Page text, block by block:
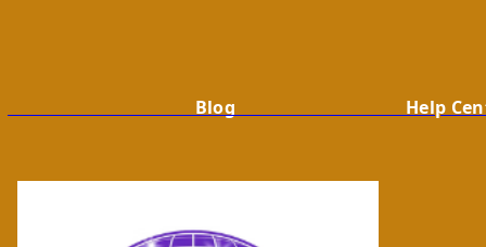
                                        Blog
Help